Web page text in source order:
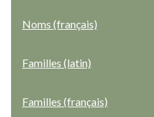
Noms (français)
Familles (latin)
Familles (français)